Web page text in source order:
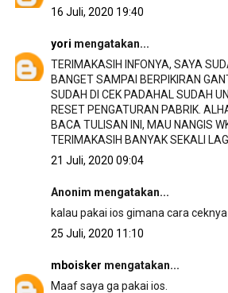
16 Juli, 2020 19:40
yori mengatakan...
TERIMAKASIH INFONYA, SAYA
BANGET SAMPAI BERPIKIRAN
SUDAH DI CEK PADAHAL SUDAH
RESET PENGATURAN PABRIK.
BACA TULISAN INI, MAU NANGIS
TERIMAKASIH BANYAK SEKALI
21 Juli, 2020 09:04
Anonim mengatakan...
kalau pakai ios gimana cara ceknya
25 Juli, 2020 11:10
mboisker mengatakan...
Maaf saya ga pakai ios.